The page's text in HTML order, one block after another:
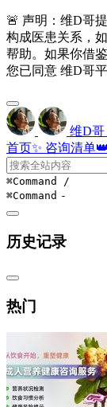
🚨 声明：维D哥
构成医患关系，
帮助。如果你借
您已同意 维D哥
维D哥
首页✨ 咨询清单
⌘Command /
⌘Command -
历史记录
热门